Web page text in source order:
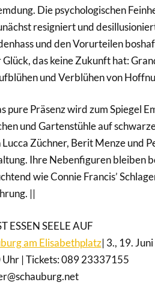
Die psychologischen
resigniert und
und den Vorurteilen
das keine Zukunft hat:
und Verblühen von
pure Präsenz wird zum Spiegel
und Gartenstühle auf
Züchner, Berit Menze und
Ihre Nebenfiguren bleiben
wie Connie Francis’
||
ESSEN SEELE AUF
am Elisabethplatz| 3., 19. Juni
Uhr | Tickets: 089 23337155